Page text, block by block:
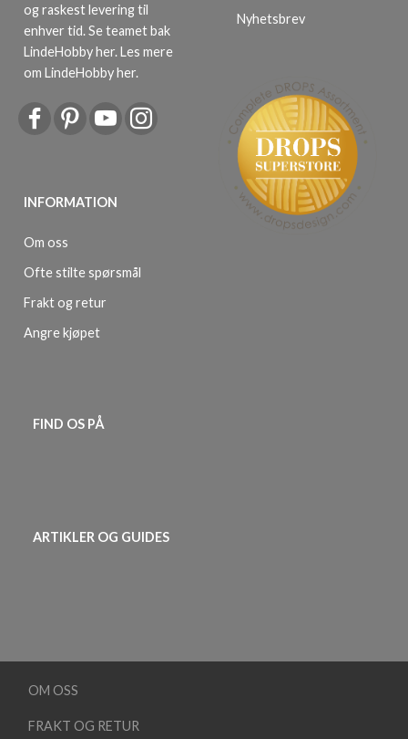
og raskest levering til
enhver tid. Se teamet bak
LindeHobby her.Les mere
om LindeHobby her.
INFORMATION
Om oss
Ofte stilte spørsmål
Frakt og retur
Angre kjøpet
Nyhetsbrev
FIND OS PÅ
ARTIKLER OG GUIDES
OM OSS
FRAKT OG RETUR